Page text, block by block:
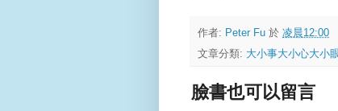
作者: Peter Fu 於 凌晨12:00
文章分類: 大小事大小心大小
臉書也可以留言